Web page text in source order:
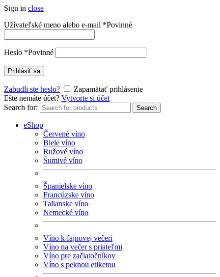
Sign in close
Užívateľské meno alebo e-mail *Povinné
Heslo *Povinné
Prihlásiť sa
Zabudli ste heslo?
Zapamätať prihlásenie
Ešte nemáte účet? Vytvorte si účet
Search for:
Search
eShop
Červené víno
Biele víno
Ružové víno
Šumivé víno
Španielske víno
Francúzske víno
Talianske víno
Nemecké víno
Víno k fajnovej večeri
Víno na večer s priateľmi
Víno pre začiatočníkov
Víno s peknou etiketou